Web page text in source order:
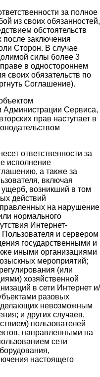
за полное
из своих обязанностей,
обстоятельств
заключения
Сторон. В случае
силы более 3
в одностороннем
своих обязательств по
Соглашение).
Администрации Сервиса,
прав наступает в
ответственности за
исполнение
а также за
включая
возникший в том
действий
на нарушение
нормального
Интернет-
и сервером
государственными и
иными организациями
мероприятий;
(или
хозяйственной
в сети Интернет и/
разовых
делающих невозможным
и других случаев,
пользователей
направленными на
сети
настоящего